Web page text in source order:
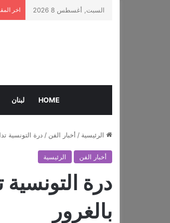
السبت, أغسطس 8 2026 اخر
HOME لبنان
الرئيسية / أخبار الفن / درة التونسية
أخبار الفن الرئيسية
درة التونسية
بالغرور